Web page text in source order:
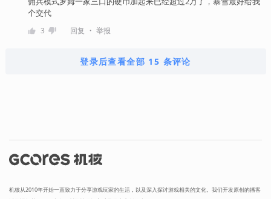
个交代
3 回复 ・ 举报
登录后查看全部 15 条评论
机核从2010年开始一直致力于分享游戏玩家的生活，以及深入探讨游戏相关的文化。我们开发原创的播客